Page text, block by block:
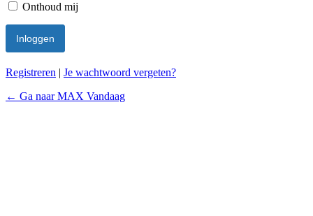
Onthoud mij
Registreren | Je wachtwoord vergeten?
← Ga naar MAX Vandaag